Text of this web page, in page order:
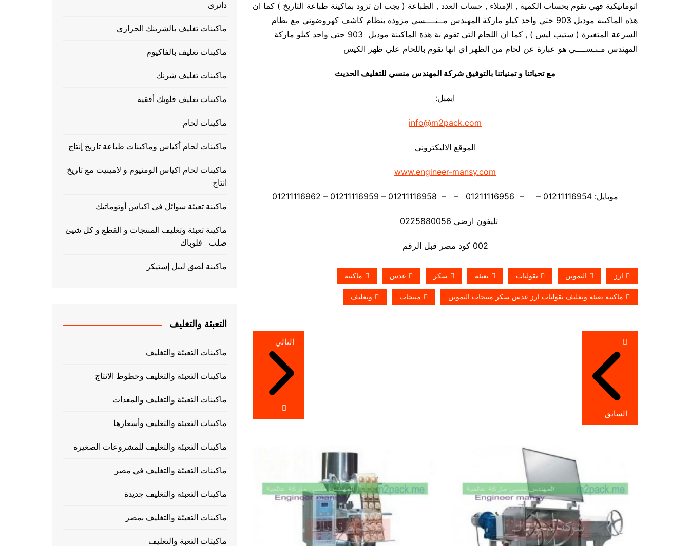
اتوماتيكية فهي تقوم بحساب الكمية , الإمتلاء , حساب العدد , الطباعة ( يجب ان تزود بماكينة طباعة التاريخ ) كما ان
هذه الماكينة موديل 903 حتي واحد كيلو ماركة المهندس مــنــــسي مزودة بنظام كاشف كهروضوئي مع نظام
السرعة المتغيرة ( ستيب ليس ) , كما ان اللحام التي تقوم بة هذة الماكينة موديل 903 حتي واحد كيلو ماركة
المهندس مـنـســــي هو عبارة عن لحام من الظهر اي انها تقوم باللحام علي ظهر الكيس
مع تحياتنا و تمنياتنا بالتوفيق شركة المهندس منسي للتغليف الحديث
ايميل:
info@m2pack.com
الموقع الاليكتروني
www.engineer-mansy.com
موبايل: 01211116954 – – 01211116956 – – 01211116958 – 01211116959 – 01211116962
تليفون ارضي 0225880056
002 كود مصر قبل الرقم
ارز التموين بقوليات تعبئة سكر عدس ماكينة
ماكينة تعبئة وتغليف بقوليات ارز عدس سكر منتجات التموين منتجات وتغليف
تصفّح
المقالات
السابق
التالي
دائرى
ماكينات تغليف بالشرينك الحراري
ماكينات تغليف بالفاكيوم
ماكينات تغليف شرنك
ماكينات تغليف فلوبك أفقية
ماكينات لحام
ماكينات لحام أكياس وماكينات طباعة تاريخ إنتاج
ماكينات لحام اكياس الومنيوم و لامينيت مع تاريخ
انتاج
ماكينة تعبئة سوائل فى اكياس أوتوماتيك
ماكينة تعبئة وتغليف المنتجات و القطع و كل شيئ
صلب_ فلوباك
ماكينة لصق ليبل إستيكر
التعبئة والتغليف
ماكينات التعبئة والتغليف
ماكينات التعبئة والتغليف وخطوط الانتاج
ماكينات التعبئة والتغليف والمعدات
ماكينات التعبئة والتغليف وأسعارها
ماكينات التعبئة والتغليف للمشروعات الصغيره
ماكينات التعبئة والتغليف في مصر
ماكينات التعبئة والتغليف جديدة
ماكينات التعبئة والتغليف بمصر
ماكيتات التعبة والتغليف